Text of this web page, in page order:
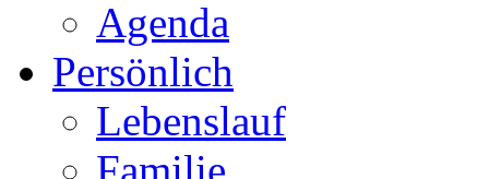
Agenda
Persönlich
Lebenslauf
Familie